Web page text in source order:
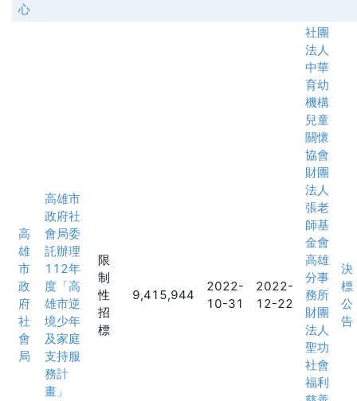
心
高
雄
市
政
府
社
會
局
高雄市
政府社
會局委
託辦理
112年
度「高
雄市逆
境少年
及家庭
支持服
務計
畫」
限
制
性
招
標
9,415,944
2022-
10-31
2022-
12-22
社團
法人
中華
育幼
機構
兒童
關懷
協會
財團
法人
張老
師基
金會
高雄
分事
務所
財團
法人
聖功
社會
福利
決
標
公
告